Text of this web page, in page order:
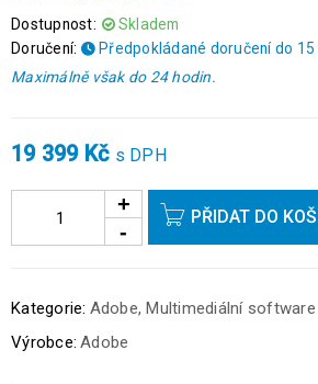
Dostupnost:
Skladem
Doručení:
Předpokládané doručení do 15
Maximálně však do 24 hodin.
19 399 Kč s DPH
PŘIDAT DO
Kategorie: Adobe,Multimediální software
Výrobce: Adobe